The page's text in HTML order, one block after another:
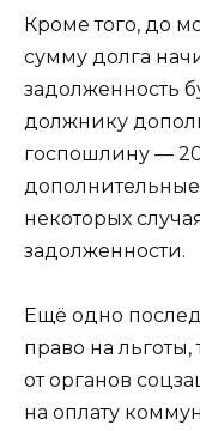
Кроме того, до
сумму долга
задолженность
должнику
госпошлину —
дополнительные
некоторых
задолженности.
Ещё одно
право на
от органов
на оплату